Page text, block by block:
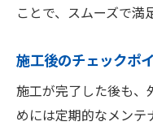
ことで、スムーズで満
施工後のチェックポ
施工が完了した後も、
めには定期的なメンテ